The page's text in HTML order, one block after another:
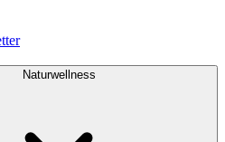
Naturwellness